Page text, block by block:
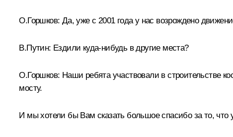
О.Горшков: Да, уже с 2001 года у нас возрождено
В.Путин: Ездили куда-нибудь в другие места?
О.Горшков: Наши ребята участвовали в строительстве
мосту.
И мы хотели бы Вам сказать большое спасибо за то, что